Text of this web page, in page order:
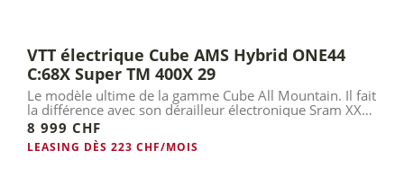
VTT électrique Cube AMS Hybrid ONE44
C:68X Super TM 400X 29
Le modèle ultime de la gamme Cube All Mountain. Il fait
la différence avec son dérailleur électronique Sram XX
AXS.
8 999 CHF
LEASING DÈS 223 CHF/MOIS